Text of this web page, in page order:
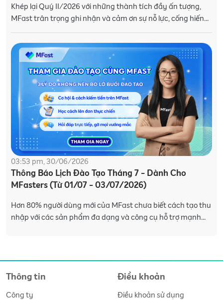
Khép lại Quý II/2026 với những thành tích đầy ấn tượng,
MFast trân trọng ghi nhận và cảm ơn sự nỗ lực, cống hiến
không ngừng của các MFasters trên hành tr�
03:53 pm, 30/06/2026
Thông Báo Lịch Đào Tạo Tháng 7 - Dành Cho
MFasters (Từ 01/07 - 03/07/2026)
Hơn 80% người dùng mới của MFast chưa biết cách tạo thu
nhập với các sản phẩm đa dạng và công cụ hỗ trợ mạnh
Thông tin
Công ty
Điều khoản
Điều khoản sử dụng